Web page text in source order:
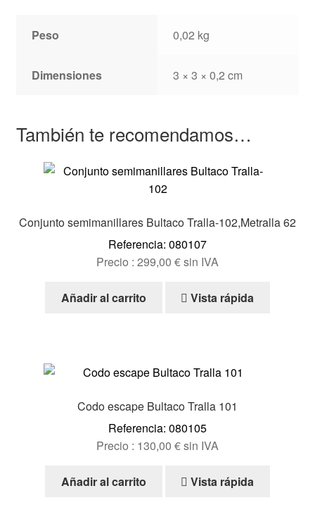
Peso 0,02 kg
Dimensiones 3 × 3 × 0,2 cm
También te recomendamos…
Conjunto semimanillares Bultaco Tralla-102,Metralla 62
Referencia: 080107
Precio : 299,00 €sin IVA
Añadir al carrito Vista rápida
Codo escape Bultaco Tralla 101
Referencia: 080105
Precio : 130,00 €sin IVA
Añadir al carrito Vista rápida